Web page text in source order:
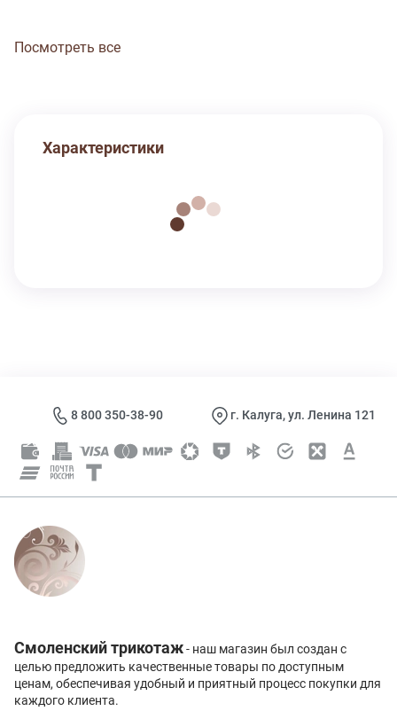
Посмотреть все
Характеристики
8 800 350-38-90 г. Калуга, ул. Ленина 121
Смоленский трикотаж- наш магазин был создан с
целью предложить качественные товары по доступным
ценам, обеспечивая удобный и приятный процесс покупки для
каждого клиента.